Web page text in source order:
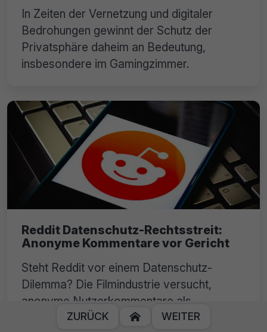
In Zeiten der Vernetzung und digitaler
Bedrohungen gewinnt der Schutz der
Privatsphäre daheim an Bedeutung,
insbesondere im Gamingzimmer.
Reddit Datenschutz-Rechtsstreit:
Anonyme Kommentare vor Gericht
Steht Reddit vor einem Datenschutz-
Dilemma? Die Filmindustrie versucht,
anonyme Nutzerkommentare als
Beweismittel zu verwenden.
ZURÜCK  WEITER